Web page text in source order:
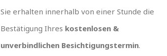
Sie erhalten innerhalb von einer Stunde die
Bestätigung Ihres kostenlosen &
unverbindlichen Besichtigungstermin.